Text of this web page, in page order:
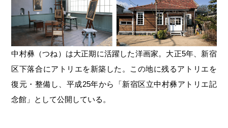
中村彝（つね）は大正期に活躍した洋画家。大正5年、新宿
区下落合にアトリエを新築した。この地に残るアトリエを
復元・整備し、平成25年から「新宿区立中村彝アトリエ記
念館」として公開している。